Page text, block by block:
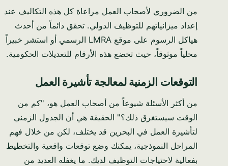
من الضروري لأصحاب العمل مراعاة كل هذه التكاليف عند
إعداد ميزانياتهم للتوظيف الدولي. تحقق دائماً من أحدث
هياكل الرسوم على موقع LMRA الرسمي أو استشر خبيراً
محلياً موثوقاً، حيث تخضع هذه الأرقام للتعديلات الحكومية.
التوقعات الزمنية لمعالجة تأشيرة العمل
من أكثر الأسئلة شيوعاً من أصحاب العمل هو، "كم من
الوقت سيستغرق ذلك؟" الحقيقة هي أن الجدول الزمني
لتأشيرة العمل في البحرين قد يختلف، لكن من خلال فهم
المراحل النموذجية، يمكنك وضع توقعات واقعية والتخطيط
بفعالية لاحتياجات التوظيف لديك. ما يغفله العديد من